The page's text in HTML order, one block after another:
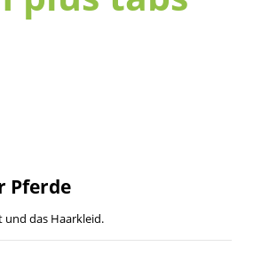
Pferde
und das Haarkleid.